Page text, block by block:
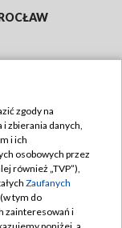
zgody na
zbierania danych,
i ich
osobowych przez
również „TVP”),
Zaufanych
tym do
zainteresowań i